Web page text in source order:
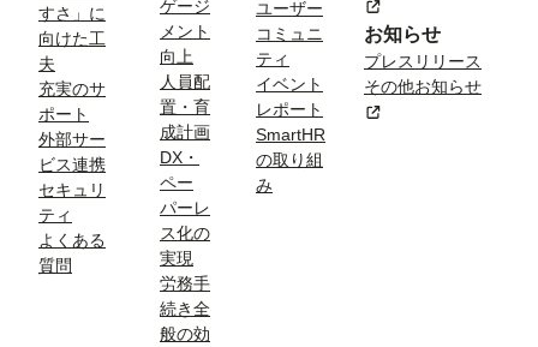
すさ」に
向けた工
夫
充実のサ
ポート
外部サー
ビス連携
セキュリ
ティ
よくある
質問
ゲージ
メント
向上
人員配
置・育
成計画
DX・
ペー
パーレ
ス化の
実現
労務手
続き全
般の効
ム
ユーザー
コミュニ
ティ
イベント
レポート
SmartHR
の取り組
み
新規タブまたはウィン
お知らせ
プレスリリース
その他お知らせ
新規タブまたはウィン